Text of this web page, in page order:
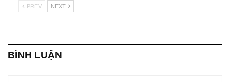
PREV NEXT
BÌNH LUẬN